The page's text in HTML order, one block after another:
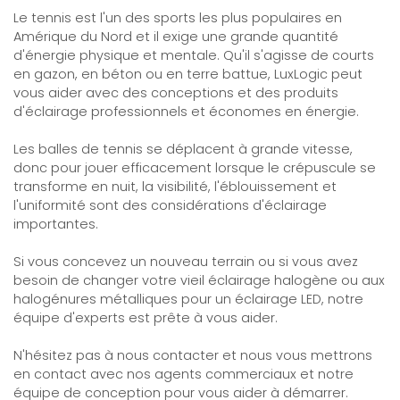
Le tennis est l'un des sports les plus populaires en
Amérique du Nord et il exige une grande quantité
d'énergie physique et mentale. Qu'il s'agisse de courts
en gazon, en béton ou en terre battue, LuxLogic peut
vous aider avec des conceptions et des produits
d'éclairage professionnels et économes en énergie.
Les balles de tennis se déplacent à grande vitesse,
donc pour jouer efficacement lorsque le crépuscule se
transforme en nuit, la visibilité, l'éblouissement et
l'uniformité sont des considérations d'éclairage
importantes.
Si vous concevez un nouveau terrain ou si vous avez
besoin de changer votre vieil éclairage halogène ou aux
halogénures métalliques pour un éclairage LED, notre
équipe d'experts est prête à vous aider.
N'hésitez pas à nous contacter et nous vous mettrons
en contact avec nos agents commerciaux et notre
équipe de conception pour vous aider à démarrer.